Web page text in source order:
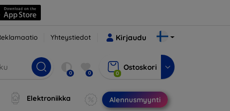
Yhteystiedot Kirjaudu
0 0 0
Ostoskori
Elektroniikka Alennusmyynti